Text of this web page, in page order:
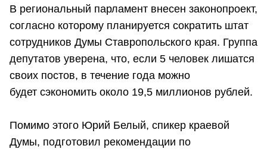
В региональный парламент внесен законопроект,
согласно которому планируется сократить штат
сотрудников Думы Ставропольского края. Группа
депутатов уверена, что, если 5 человек лишатся
своих постов, в течение года можно
будет сэкономить около 19,5 миллионов рублей.
Помимо этого Юрий Белый, спикер краевой
Думы, подготовил рекомендации по